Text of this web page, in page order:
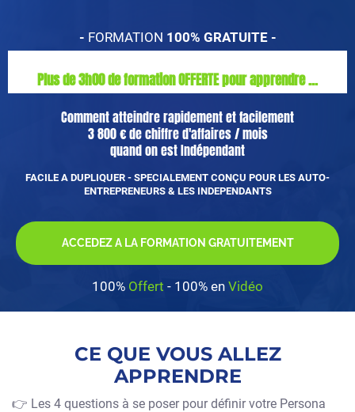
- FORMATION 100% GRATUITE -
Plus de 3h00 de formation OFFERTE pour apprendre ...
Comment atteindre rapidement et facilement
3 800 € de chiffre d'affaires / mois
quand on est Indépendant
FACILE A DUPLIQUER - SPECIALEMENT CONÇU POUR LES AUTO-
ENTREPRENEURS & LES INDEPENDANTS
ACCEDEZ A LA FORMATION GRATUITEMENT
100% Offert - 100% en Vidéo
CE QUE VOUS ALLEZ
APPRENDRE
👉 Les 4 questions à se poser pour définir votre Persona